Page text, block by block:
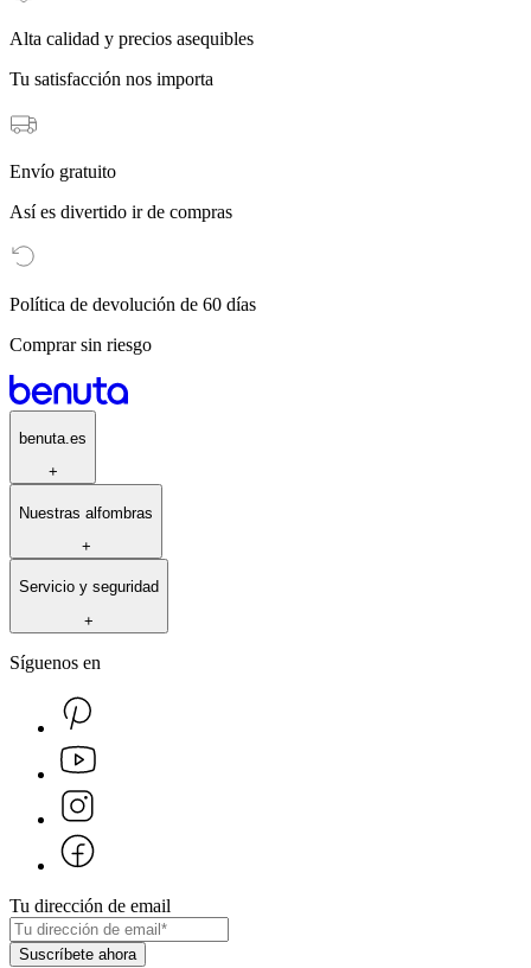
Alta calidad y precios asequibles
Tu satisfacción nos importa
Envío gratuito
Así es divertido ir de compras
Política de devolución de 60 días
Comprar sin riesgo
benuta.es
+
Nuestras alfombras
+
Servicio y seguridad
+
Síguenos en
Tu dirección de email
Suscríbete ahora